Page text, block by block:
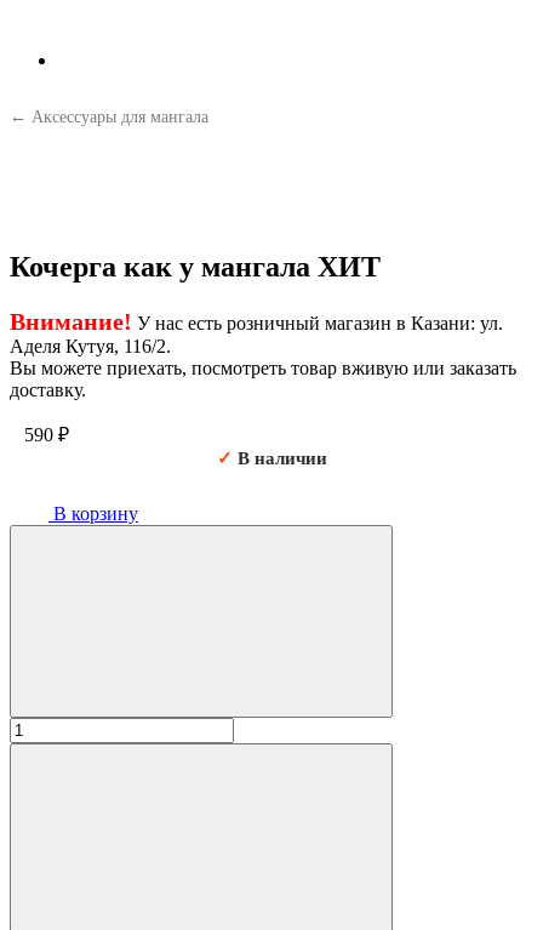
← Аксессуары для мангала
Кочерга как у мангала ХИТ
Внимание! У нас есть розничный магазин в Казани: ул.
Аделя Кутуя, 116/2.
Вы можете приехать, посмотреть товар вживую или заказать
доставку.
590 ₽
✓ В наличии
В корзину
Количество
товара